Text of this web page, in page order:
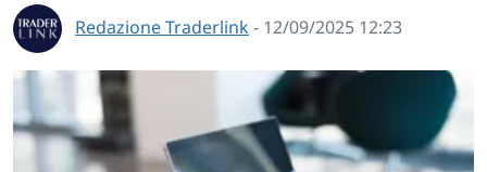
Redazione Traderlink - 12/09/2025 12:23